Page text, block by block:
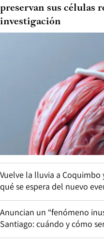
preservan sus células
investigación
Vuelve la lluvia a Coquimbo
qué se espera del nuevo
Anuncian un “fenómeno
Santiago: cuándo y cómo